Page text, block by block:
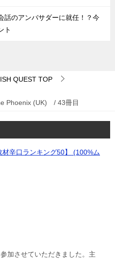
話のアンバサダーに就任！？今
ト
QUEST TOP
Phoenix (UK) / 43冊目
辛口ランキング50】 (100%ム
加させていただきました。主